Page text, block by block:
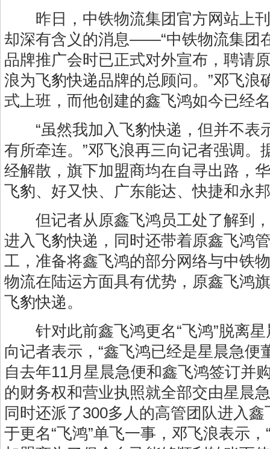
昨日，中铁物流集团官方网站上刊
却深有含义的消息——“中铁物流集团
品牌推广会时已正式对外宣布，聘请
浪为飞豹快递品牌的总顾问。”邓飞浪
式上班，而他创建的鑫飞鸿如今已经
“虽然我加入飞豹快递，但并不表
有所牵连。”邓飞浪再三向记者强调。
经解散，旗下加盟商均在自寻出路，
飞豹、好又快、广东能达、快捷和永
但记者从原鑫飞鸿员工处了解到，
进入飞豹快递，同时还带着原鑫飞鸿
工，准备将鑫飞鸿的部分网络与中铁
物流在陆运方面具有优势，原鑫飞鸿
飞豹快递。
针对此前鑫飞鸿更名“飞鸿”脱离星
向记者表示，“鑫飞鸿已经是星晨急便
自去年11月星晨急便和鑫飞鸿签订并
的财务权和营业执照就全部交由星晨
同时还派了300多人的高管团队进入
于更名“飞鸿”单飞一事，邓飞浪表示